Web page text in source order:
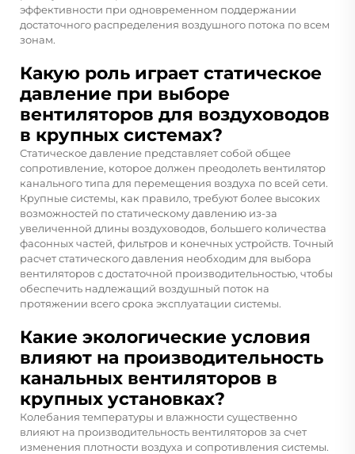
эффективности при одновременном поддержании
достаточного распределения воздушного потока по всем
зонам.
Какую роль играет статическое
давление при выборе
вентиляторов для воздуховодов
в крупных системах?
Статическое давление представляет собой общее
сопротивление, которое должен преодолеть вентилятор
канального типа для перемещения воздуха по всей сети.
Крупные системы, как правило, требуют более высоких
возможностей по статическому давлению из-за
увеличенной длины воздуховодов, большего количества
фасонных частей, фильтров и конечных устройств. Точный
расчет статического давления необходим для выбора
вентиляторов с достаточной производительностью, чтобы
обеспечить надлежащий воздушный поток на
протяжении всего срока эксплуатации системы.
Какие экологические условия
влияют на производительность
канальных вентиляторов в
крупных установках?
Колебания температуры и влажности существенно
влияют на производительность вентиляторов за счет
изменения плотности воздуха и сопротивления системы.